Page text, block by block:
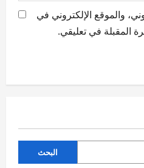
والموقع الإلكتروني في
المقبلة في تعليقي.
البحث